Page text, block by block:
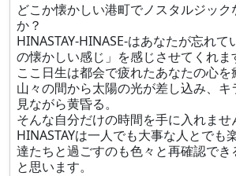
どこか懐かしい港町でノスタルジッ
か？
HINASTAY-HINASE-はあなたが忘れ
の懐かしい感じ」を感じさせてくれま
ここ日生は都会で疲れたあなたの心を
山々の間から太陽の光が差し込み、
見ながら黄昏る。
そんな自分だけの時間を手に入れませ
HINASTAYは一人でも大事な人とでも
達たちと過ごすのも色々と再確認でき
と思います。